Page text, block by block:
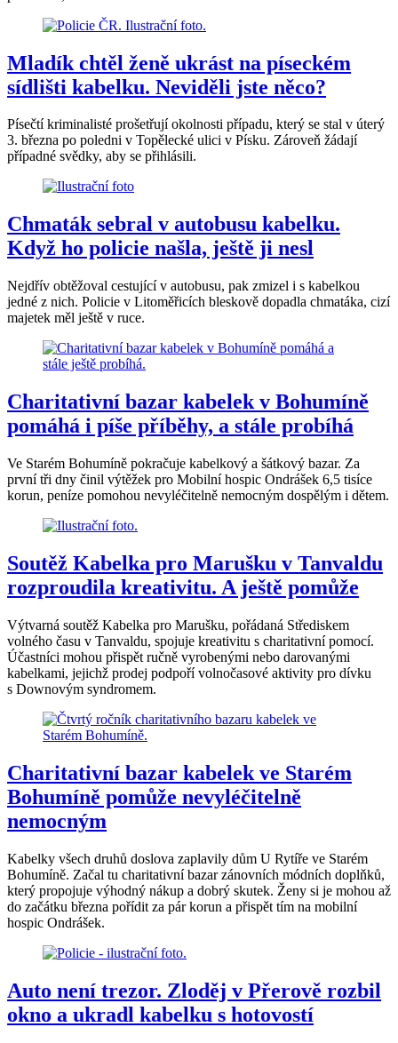
Mladík chtěl ženě ukrást na píseckém
sídlišti kabelku. Neviděli jste něco?
Písečtí kriminalisté prošetřují okolnosti případu, který se stal v úterý
3. března po poledni v Topělecké ulici v Písku. Zároveň žádají
případné svědky, aby se přihlásili.
Chmaták sebral v autobusu kabelku.
Když ho policie našla, ještě ji nesl
Nejdřív obtěžoval cestující v autobusu, pak zmizel i s kabelkou
jedné z nich. Policie v Litoměřicích bleskově dopadla chmatáka, cizí
majetek měl ještě v ruce.
Charitativní bazar kabelek v Bohumíně
pomáhá i píše příběhy, a stále probíhá
Ve Starém Bohumíně pokračuje kabelkový a šátkový bazar. Za
první tři dny činil výtěžek pro Mobilní hospic Ondrášek 6,5 tisíce
korun, peníze pomohou nevyléčitelně nemocným dospělým i dětem.
Soutěž Kabelka pro Marušku v Tanvaldu
rozproudila kreativitu. A ještě pomůže
Výtvarná soutěž Kabelka pro Marušku, pořádaná Střediskem
volného času v Tanvaldu, spojuje kreativitu s charitativní pomocí.
Účastníci mohou přispět ručně vyrobenými nebo darovanými
kabelkami, jejichž prodej podpoří volnočasové aktivity pro dívku
s Downovým syndromem.
Charitativní bazar kabelek ve Starém
Bohumíně pomůže nevyléčitelně
nemocným
Kabelky všech druhů doslova zaplavily dům U Rytíře ve Starém
Bohumíně. Začal tu charitativní bazar zánovních módních doplňků,
který propojuje výhodný nákup a dobrý skutek. Ženy si je mohou až
do začátku března pořídit za pár korun a přispět tím na mobilní
hospic Ondrášek.
Auto není trezor. Zloděj v Přerově rozbil
okno a ukradl kabelku s hotovostí